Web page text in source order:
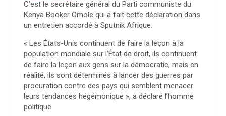
C’est le secrétaire général du Parti communiste du
Kenya Booker Omole qui a fait cette déclaration dans
un entretien accordé à Sputnik Afrique.
« Les États-Unis continuent de faire la leçon à la
population mondiale sur l’État de droit, ils continuent
de faire la leçon aux gens sur la démocratie, mais en
réalité, ils sont déterminés à lancer des guerres par
procuration contre des pays qui semblent menacer
leurs tendances hégémonique », a déclaré l’homme
politique.